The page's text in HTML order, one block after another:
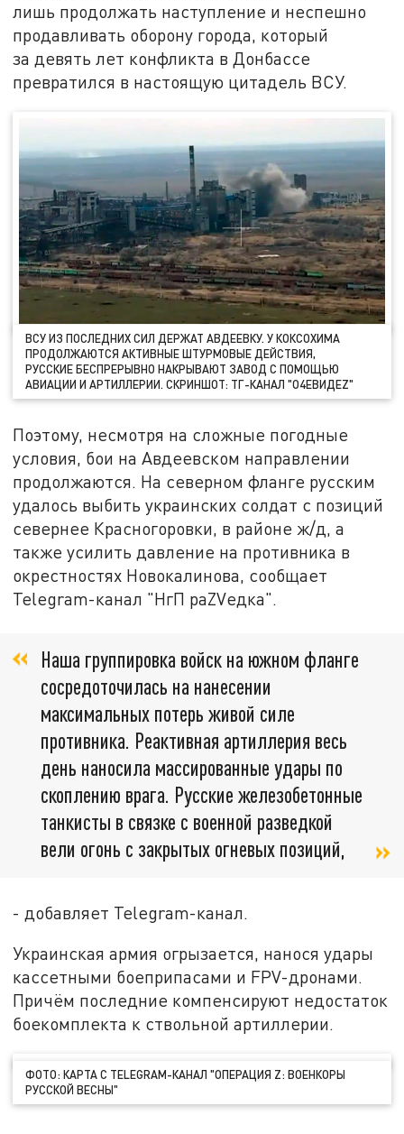
лишь продолжать наступление и неспешно
продавливать оборону города, который
за девять лет конфликта в Донбассе
превратился в настоящую цитадель ВСУ.
ВСУ ИЗ ПОСЛЕДНИХ СИЛ ДЕРЖАТ АВДЕЕВКУ. У КОКСОХИМА
ПРОДОЛЖАЮТСЯ АКТИВНЫЕ ШТУРМОВЫЕ ДЕЙСТВИЯ,
РУССКИЕ БЕСПРЕРЫВНО НАКРЫВАЮТ ЗАВОД С ПОМОЩЬЮ
АВИАЦИИ И АРТИЛЛЕРИИ. СКРИНШОТ: ТГ-КАНАЛ "О4ЕВИДEZ"
Поэтому, несмотря на сложные погодные
условия, бои на Авдеевском направлении
продолжаются. На северном фланге русским
удалось выбить украинских солдат с позиций
севернее Красногоровки, в районе ж/д, а
также усилить давление на противника в
окрестностях Новокалинова, сообщает
Telegram-канал "НгП раZVедка".
Наша группировка войск на южном фланге
сосредоточилась на нанесении
максимальных потерь живой силе
противника. Реактивная артиллерия весь
день наносила массированные удары по
скоплению врага. Русские железобетонные
танкисты в связке с военной разведкой
вели огонь с закрытых огневых позиций,
- добавляет Telegram-канал.
Украинская армия огрызается, нанося удары
кассетными боеприпасами и FPV-дронами.
Причём последние компенсируют недостаток
боекомплекта к ствольной артиллерии.
ФОТО: КАРТА С TELEGRAM-КАНАЛ "ОПЕРАЦИЯ Z: ВОЕНКОРЫ
РУССКОЙ ВЕСНЫ"